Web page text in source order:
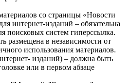
со страницы «Новости
интернет-изданий – обязательна
поисковых систем гиперссылка.
размещена в независимости от
использования материалов.
изданий) – должна быть
или в первом абзаце